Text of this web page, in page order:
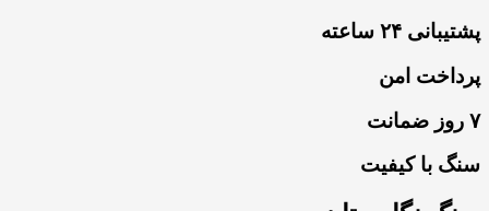
پشتیبانی ۲۴ ساعته
پرداخت امن
۷ روز ضمانت
سنگ با کیفیت